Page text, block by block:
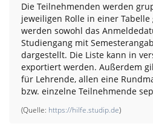
Die Teilnehmenden werden
jeweiligen Rolle in einer
werden sowohl das
Studiengang mit
dargestellt. Die Liste kann in
exportiert werden. Außerdem
für Lehrende, allen eine
bzw. einzelne Teilnehmende
(Quelle: https://hilfe.studip.de)